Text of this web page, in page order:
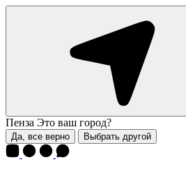
Пенза Это ваш город?
Да, все верно Выбрать другой